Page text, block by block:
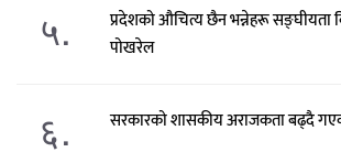
५.
प्रदेशको औचित्य छैन भन्नेहरू सङ्घीयता
पोखरेल
६. सरकारको शासकीय अराजकता बढ्दै